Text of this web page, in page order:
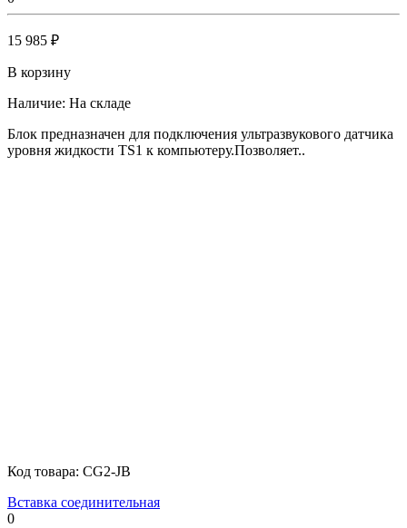
15 985 ₽
В корзину
Наличие: На складе
Блок предназначен для подключения ультразвукового датчика
уровня жидкости TS1 к компьютеру.Позволяет..
Код товара: CG2-JB
Вставка соединительная
0